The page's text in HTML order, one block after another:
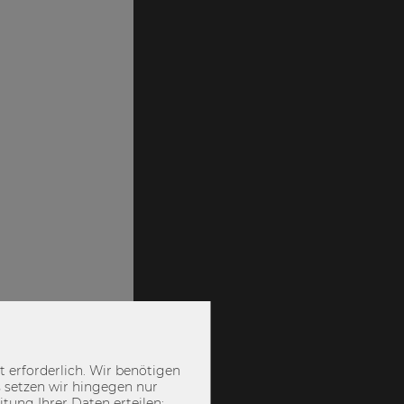
erforderlich. Wir benötigen
wir hingegen nur